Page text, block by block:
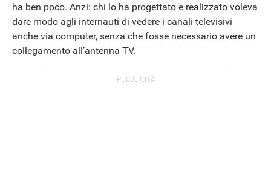
ha ben poco. Anzi: chi lo ha progettato e realizzato voleva
dare modo agli internauti di vedere i canali televisivi
anche via computer, senza che fosse necessario avere un
collegamento all’antenna TV.